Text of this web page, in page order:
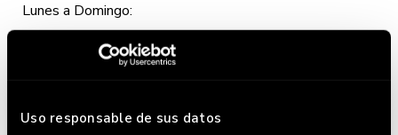
Uso responsable de sus datos
Lunes a Domingo:
12:00 - 0:00. Este horario puede variar, chequea en